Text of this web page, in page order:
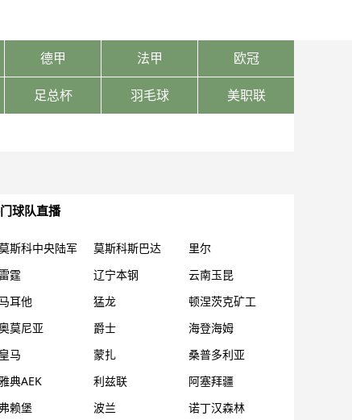
德甲 法甲 欧冠
足总杯 羽毛球 美职联
球队直播
斯科中央陆军 莫斯科斯巴达
里尔
雷霆
辽宁本钢
云南玉昆
耳他
猛龙
顿涅茨克矿工
莫尼亚
爵士
海登海姆
皇马
蒙扎
桑普多利亚
典AEK
利兹联
阿塞拜疆
弗赖堡
波兰
诺丁汉森林